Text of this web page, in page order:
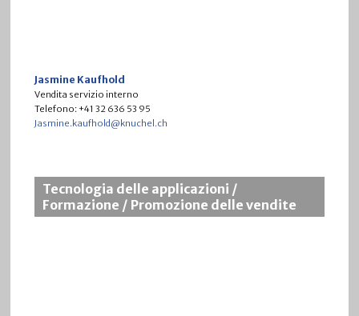
Jasmine Kaufhold
Vendita servizio interno
Telefono: +41 32 636 53 95
Jasmine.kaufhold@knuchel.ch
Tecnologia delle applicazioni /
Formazione / Promozione delle vendite